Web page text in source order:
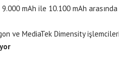
mAh ile 10.100 mAh
ve MediaTek Dimensity